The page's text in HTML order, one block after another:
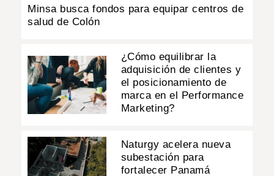
Minsa busca fondos para equipar centros de
salud de Colón
¿Cómo equilibrar la
adquisición de clientes y
el posicionamiento de
marca en el Performance
Marketing?
Naturgy acelera nueva
subestación para
fortalecer Panamá